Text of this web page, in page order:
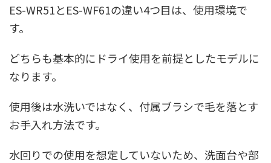
ES-WR51とES-WF61の違い4つ目は、使用環境で
す。
どちらも基本的にドライ使用を前提としたモデルに
なります。
使用後は水洗いではなく、付属ブラシで毛を落とす
お手入れ方法です。
水回りでの使用を想定していないため、洗面台や部